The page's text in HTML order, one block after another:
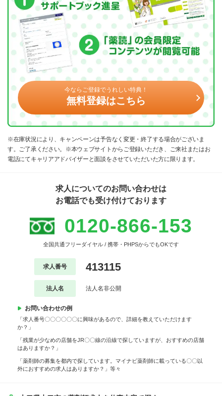
今ならご登録でうれしい特典！
無料登録はこちら
※在庫状況により、キャンペーンは予告なく変更・終了する場合がございま
す。ご了承ください。※本ウェブサイトからご登録いただき、ご来社またはお
電話にてキャリアアドバイザーと面談をさせていただいた方に限ります。
求人についてのお問い合わせは
お電話でも受け付けております
0120-866-153
全国共通フリーダイヤル / 携帯・PHPSからでもOKです
求人番号 413115
法人名 法人名非公開
お問い合わせの例
「求人番号〇〇〇〇〇〇に興味があるので、詳細を教えていただけます
か？」
「残業が少なめの店舗をJR〇〇線の沿線で探していますが、おすすめの店舗
はありますか？」
「薬剤師の募集を都内で探しています。マイナビ薬剤師に載っている〇〇以
外におすすめの求人はありますか？」等々